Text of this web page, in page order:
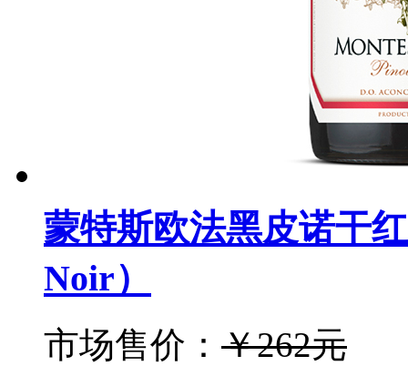
蒙特斯欧法黑皮诺干
Noir）
市场售价： ￥262元